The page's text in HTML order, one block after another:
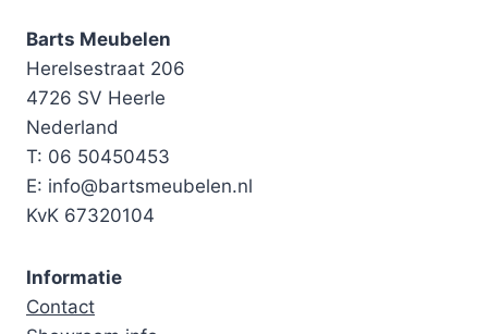
Barts Meubelen
Herelsestraat 206
4726 SV Heerle
Nederland
T: 06 50450453
E: info@bartsmeubelen.nl
KvK 67320104
Informatie
Contact